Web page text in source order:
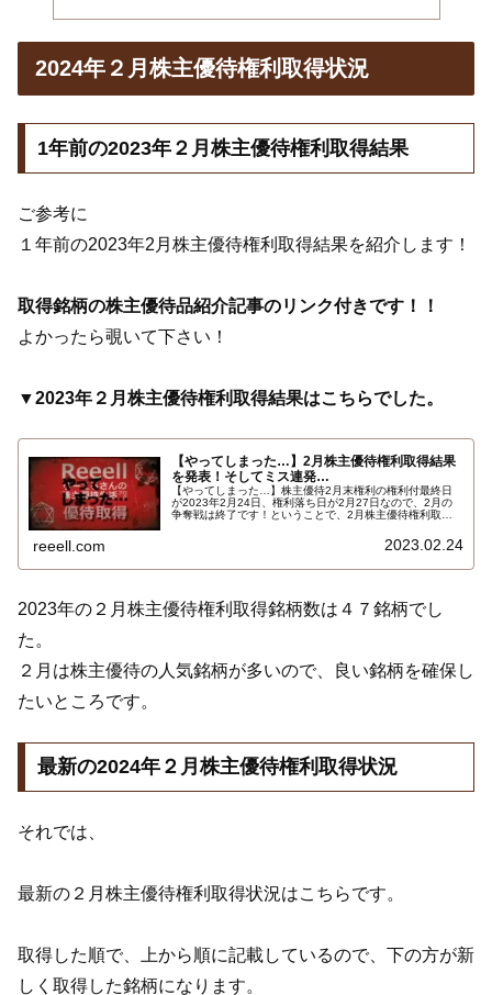
2024年２月株主優待権利取得状況
1年前の2023年２月株主優待権利取得結果
ご参考に
１年前の2023年2月株主優待権利取得結果を紹介します！
取得銘柄の株主優待品紹介記事のリンク付きです！！
よかったら覗いて下さい！
▼2023年２月株主優待権利取得結果はこちらでした。
【やってしまった…】2月株主優待権利取得結果
を発表！そしてミス連発…
【やってしまった…】株主優待2月末権利の権利付最終日
が2023年2月24日、権利落ち日が2月27日なので、2月の
争奪戦は終了です！ということで、2月株主優待権利取得
日興証券、ａｕカブコム証券、ＧＭＯクリック証券、楽天
reeell.com 2023.02.24
2023年の２月株主優待権利取得銘柄数は４７銘柄でし
た。
２月は株主優待の人気銘柄が多いので、良い銘柄を確保し
たいところです。
最新の2024年２月株主優待権利取得状況
それでは、
最新の２月株主優待権利取得状況はこちらです。
取得した順で、上から順に記載しているので、下の方が新
しく取得した銘柄になります。